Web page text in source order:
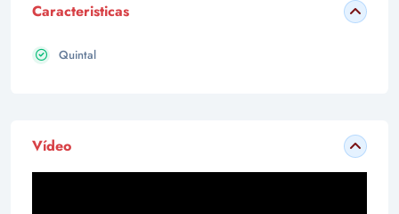
Caracteristicas
Quintal
Vídeo